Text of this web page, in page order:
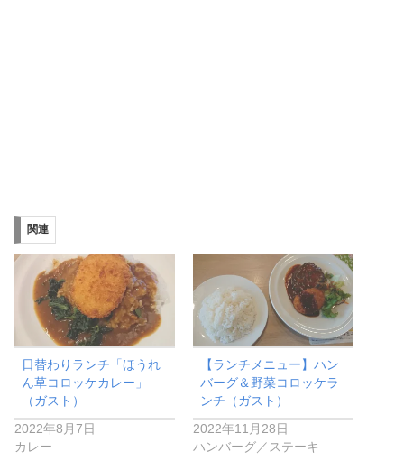
関連
日替わりランチ「ほうれ
ん草コロッケカレー」
（ガスト）
2022年8月7日
カレー
【ランチメニュー】ハン
バーグ＆野菜コロッケラ
ンチ（ガスト）
2022年11月28日
ハンバーグ／ステーキ